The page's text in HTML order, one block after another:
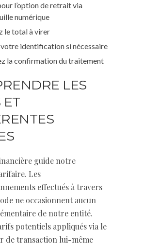
l’option de retrait via
numérique
le total à virer
identification si nécessaire
la confirmation du traitement
LES
ET
guide notre
Les
effectués à travers
ne occasionnent aucun
de notre entité.
potentiels appliqués via le
de transaction lui-même